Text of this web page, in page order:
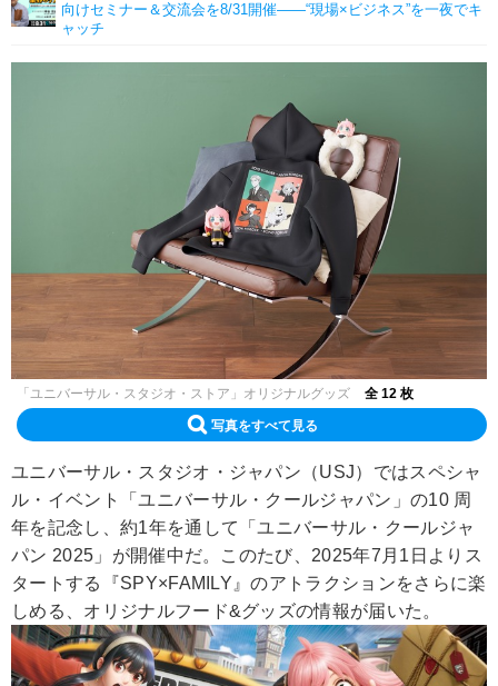
向けセミナー＆交流会を8/31開催――“現場×ビジネス”を一夜でキ
ャッチ
「ユニバーサル・スタジオ・ストア」オリジナルグッズ 全 12 枚
写真をすべて見る
ユニバーサル・スタジオ・ジャパン（USJ）ではスペシャ
ル・イベント「ユニバーサル・クールジャパン」の10 周
年を記念し、約1年を通して「ユニバーサル・クールジャ
パン 2025」が開催中だ。このたび、2025年7月1日よりス
タートする『SPY×FAMILY』のアトラクションをさらに楽
しめる、オリジナルフード&グッズの情報が届いた。